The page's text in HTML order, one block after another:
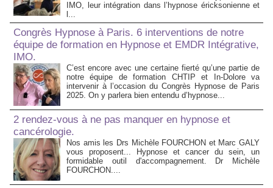
IMO, leur intégration dans l’hypnose éricksonienne et
l...
Congrès Hypnose à Paris. 6 interventions de notre
équipe de formation en Hypnose et EMDR Intégrative,
IMO.
C’est encore avec une certaine fierté qu’une partie de
notre équipe de formation CHTIP et In-Dolore va
intervenir à l’occasion du Congrès Hypnose de Paris
2025. On y parlera bien entendu d’hypnose...
2 rendez-vous à ne pas manquer en hypnose et
cancérologie.
Nos amis les Drs Michèle FOURCHON et Marc GALY
vous proposent... Hypnose et cancer du sein, un
formidable outil d'accompagnement. Dr Michèle
FOURCHON....